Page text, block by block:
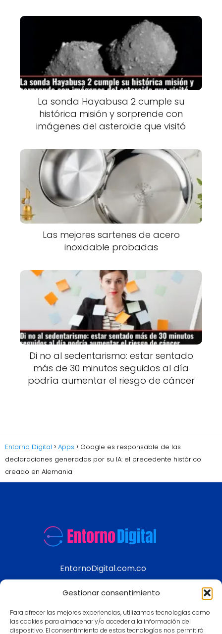
Gestionar consentimiento
Para ofrecer las mejores experiencias, utilizamos tecnologías como
las cookies para almacenar y/o acceder a la información del
dispositivo. El consentimiento de estas tecnologías nos permitirá
La sonda Hayabusa 2 cumple su
histórica misión y sorprende con
imágenes del asteroide que visitó
Las mejores sartenes de acero
inoxidable probadas
Di no al sedentarismo: estar sentado
más de 30 minutos seguidos al día
podría aumentar el riesgo de cáncer
Entorno Digital Apps
Google es responsable de las
declaraciones generadas por su IA: el precedente histórico
creado en Alemania
EntornoDigital.com.co
modernos
Aviso legal